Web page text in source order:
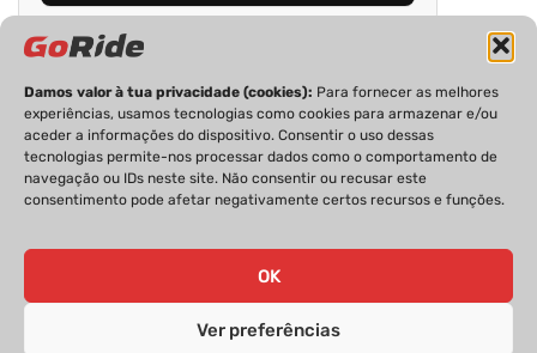
Damos valor à tua privacidade (cookies): Para fornecer as melhores
experiências, usamos tecnologias como cookies para armazenar e/ou
aceder a informações do dispositivo. Consentir o uso dessas
tecnologias permite-nos processar dados como o comportamento de
navegação ou IDs neste site. Não consentir ou recusar este
consentimento pode afetar negativamente certos recursos e funções.
OK
Ver preferências
PRIVACIDADE FICHA TÉCNICA
ESTATUTO EDITORIAL